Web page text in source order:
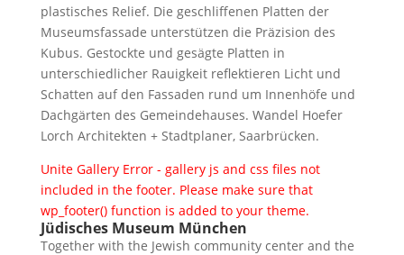
plastisches Relief. Die geschliffenen Platten der
Museumsfassade unterstützen die Präzision des
Kubus. Gestockte und gesägte Platten in
unterschiedlicher Rauigkeit reflektieren Licht und
Schatten auf den Fassaden rund um Innenhöfe und
Dachgärten des Gemeindehauses. Wandel Hoefer
Lorch Architekten + Stadtplaner, Saarbrücken.
Unite Gallery Error - gallery js and css files not
included in the footer. Please make sure that
wp_footer() function is added to your theme.
Jüdisches Museum München
Together with the Jewish community center and the